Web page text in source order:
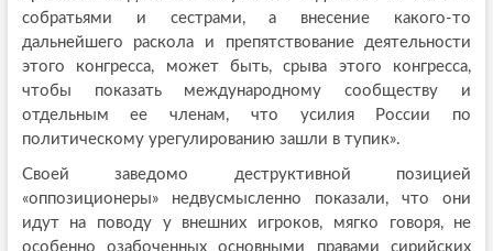
собратьями и сестрами, а внесение какого-то
дальнейшего раскола и препятствование деятельности
этого конгресса, может быть, срыва этого конгресса,
чтобы показать международному сообществу и
отдельным ее членам, что усилия России по
политическому урегулированию зашли в тупик».
Своей заведомо деструктивной позицией
«оппозиционеры» недвусмысленно показали, что они
идут на поводу у внешних игроков, мягко говоря, не
особенно озабоченных основными правами сирийских